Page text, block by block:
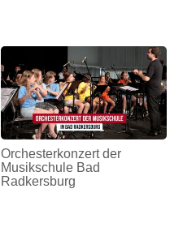
Orchesterkonzert der
Musikschule Bad
Radkersburg